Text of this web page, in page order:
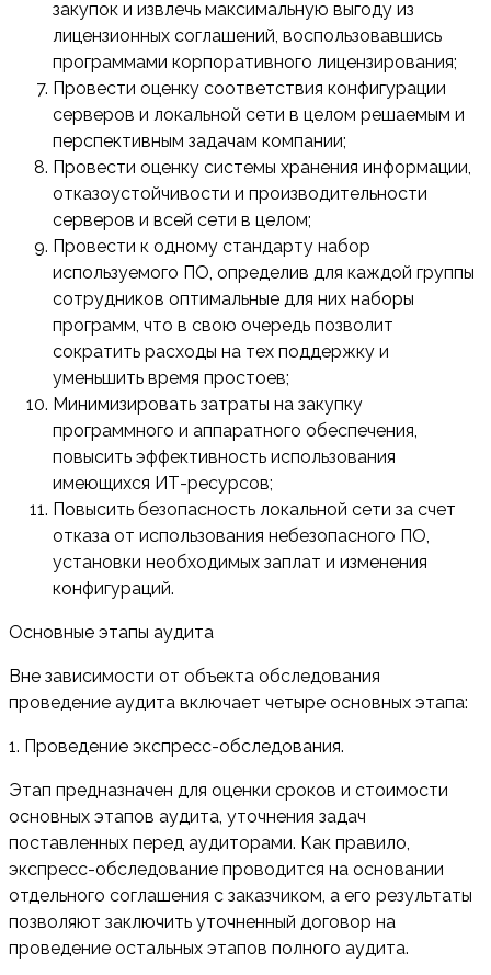
закупок и извлечь максимальную выгоду из
лицензионных соглашений, воспользовавшись
программами корпоративного лицензирования;
Провести оценку соответствия конфигурации
серверов и локальной сети в целом решаемым и
перспективным задачам компании;
Провести оценку системы хранения информации,
отказоустойчивости и производительности
серверов и всей сети в целом;
Провести к одному стандарту набор
используемого ПО, определив для каждой группы
сотрудников оптимальные для них наборы
программ, что в свою очередь позволит
сократить расходы на тех поддержку и
уменьшить время простоев;
Минимизировать затраты на закупку
программного и аппаратного обеспечения,
повысить эффективность использования
имеющихся ИТ-ресурсов;
Повысить безопасность локальной сети за счет
отказа от использования небезопасного ПО,
установки необходимых заплат и изменения
конфигураций.
Основные этапы аудита
Вне зависимости от объекта обследования
проведение аудита включает четыре основных этапа:
1. Проведение экспресс-обследования.
Этап предназначен для оценки сроков и стоимости
основных этапов аудита, уточнения задач
поставленных перед аудиторами. Как правило,
экспресс-обследование проводится на основании
отдельного соглашения с заказчиком, а его результаты
позволяют заключить уточненный договор на
проведение остальных этапов полного аудита.